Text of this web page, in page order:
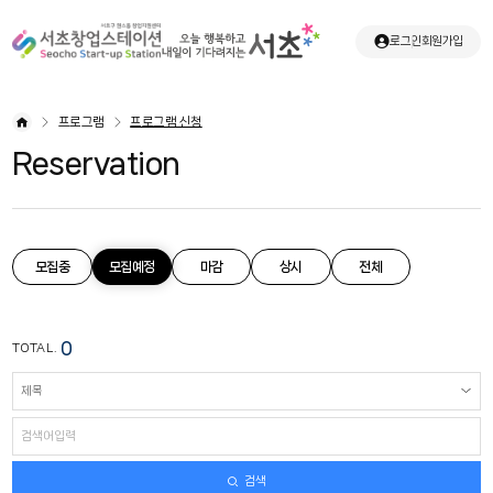
로그인회원가입
프로그램 프로그램 신청
Reservation
모집중 모집예정 마감 상시 전체
TOTAL. 0
검색